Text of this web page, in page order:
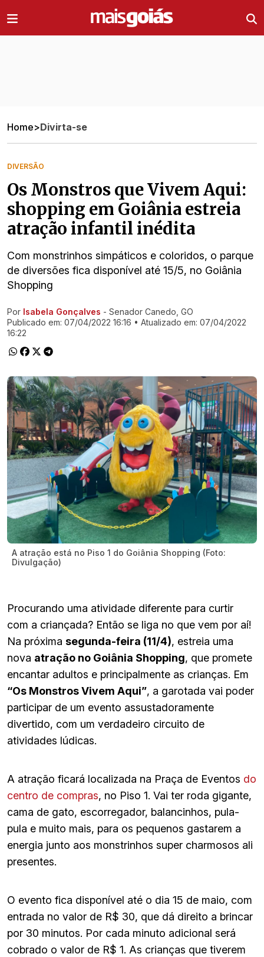
Home>Divirta-se
DIVERSÃO
Os Monstros que Vivem Aqui:
shopping em Goiânia estreia
atração infantil inédita
Com monstrinhos simpáticos e coloridos, o parque
de diversões fica disponível até 15/5, no Goiânia
Shopping
Ir direto pra matéria
Por Isabela Gonçalves - Senador Canedo, GO
Publicado em: 07/04/2022 16:16 • Atualizado em: 07/04/2022
16:22
A atração está no Piso 1 do Goiânia Shopping (Foto:
Divulgação)
Procurando uma atividade diferente para curtir
com a criançada? Então se liga no que vem por aí!
Na próxima segunda-feira (11/4), estreia uma
nova atração no Goiânia Shopping, que promete
encantar adultos e principalmente as crianças. Em
“Os Monstros Vivem Aqui”, a garotada vai poder
participar de um evento assustadoramente
divertido, com um verdadeiro circuito de
atividades lúdicas.
A atração ficará localizada na Praça de Eventos do
centro de compras, no Piso 1. Vai ter roda gigante,
cama de gato, escorregador, balancinhos, pula-
pula e muito mais, para os pequenos gastarem a
energia junto aos monstrinhos super charmosos ali
presentes.
O evento fica disponível até o dia 15 de maio, com
entrada no valor de R$ 30, que dá direito a brincar
por 30 minutos. Por cada minuto adicional será
cobrado o valor de R$ 1. As crianças que tiverem